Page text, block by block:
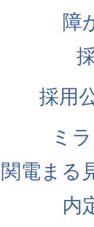
障
採用
ミ
関電まる
内